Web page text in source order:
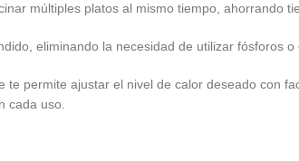
múltiples platos al mismo tiempo, ahorrando
eliminando la necesidad de utilizar fósforos
permite ajustar el nivel de calor deseado con
cada uso.